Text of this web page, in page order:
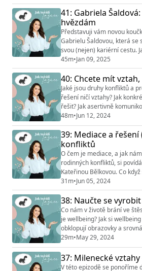
nechat bývalé za sebou, jak
začít znovu randit, a proč
lidmi. Probereme také, jak
důležitost budování důvěry
41: Gabriela
hvězdám
Představuji vám novou
Gabrielu Šaldovou, která
svou (nejen) kariérní cestu.
tragickou událostí v rodině a
Jak jí v životě posunula role
dokázala nechat za sebou a
se nebojí překážek? Jaké
strategie by doporučila
45m•Jan 09, 2025
40: Chcete mít
Jaké jsou druhy konfliktů a
řešení ničí vztahy? Jak
řešit? Jak asertivně
manipulativní komunikace?
kompetence zvyšují naše
mediátorka Kateřina
epizody. Poslechněte si
48m•Jun 12, 2024
39: Mediace a
konfliktů
O čem je mediace, a jak
rodinných konfliktů, si
Kateřinou Bělkovou. Co
mluvit, ale přesto
mají společného páry, které
finále svůj vztah spraví a
spojuje páry, které se
v tomto
31m•Jun 05, 2024
38: Naučte se
Co nám v životě brání ve
je wellbeing? Jak si
obklopují obrazovky a
"Jsme hodně zaměření na
výkon." říká psycholožka
hostem tohoto dílu. Jak to
si vlastní štěstí? Dozvíte se v této
29m•May 29, 2024
37: Milenecké
V této epizodě se ponoříme